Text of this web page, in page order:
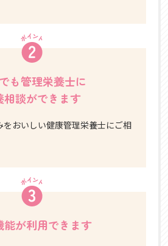
も管理栄養士に
相談ができます
おいしい健康管理栄養士にご相
能が利用できます